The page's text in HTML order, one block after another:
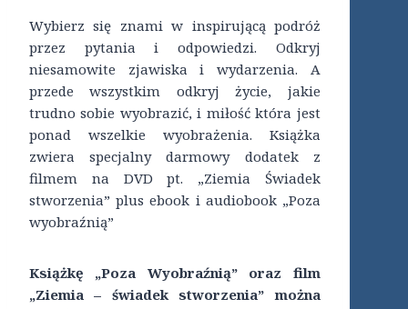
Wybierz się znami w inspirującą podróż
przez pytania i odpowiedzi. Odkryj
niesamowite zjawiska i wydarzenia. A
przede wszystkim odkryj życie, jakie
trudno sobie wyobrazić, i miłość która jest
ponad wszelkie wyobrażenia. Książka
zwiera specjalny darmowy dodatek z
filmem na DVD pt. „Ziemia Świadek
stworzenia” plus ebook i audiobook „Poza
wyobraźnią”
Książkę „Poza Wyobraźnią” oraz film
„Ziemia – świadek stworzenia” można